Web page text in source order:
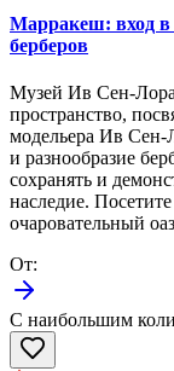
Марракеш: вход в
берберов
Музей Ив Сен-
пространство,
модельера Ив Сен-
и разнообразие
сохранять и
наследие.
очаровательный
От:
С наибольшим